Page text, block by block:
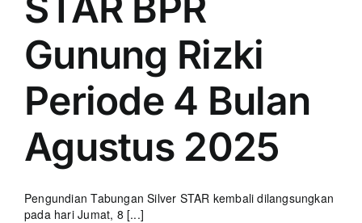
Gunung Rizki
Periode 4 Bulan
Agustus 2025
Pengundian Tabungan Silver STAR kembali dilangsungkan
pada hari Jumat, 8 [...]